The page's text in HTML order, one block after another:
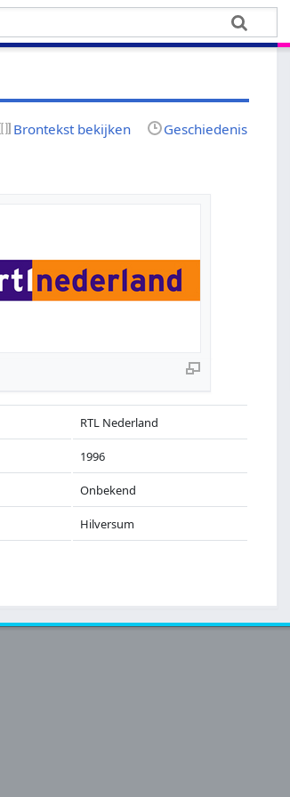
Brontekst bekijken Geschiedenis
RTL Nederland
1996
Onbekend
Hilversum